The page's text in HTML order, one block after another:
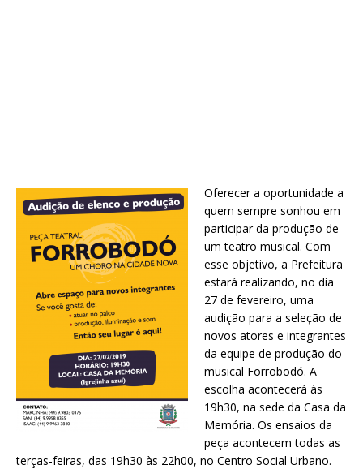
Oferecer a oportunidade a
quem sempre sonhou em
participar da produção de
um teatro musical. Com
esse objetivo, a Prefeitura
estará realizando, no dia
27 de fevereiro, uma
audição para a seleção de
novos atores e integrantes
da equipe de produção do
musical Forrobodó. A
escolha acontecerá às
19h30, na sede da Casa da
Memória. Os ensaios da
peça acontecem todas as
terças-feiras, das 19h30 às 22h00, no Centro Social Urbano.